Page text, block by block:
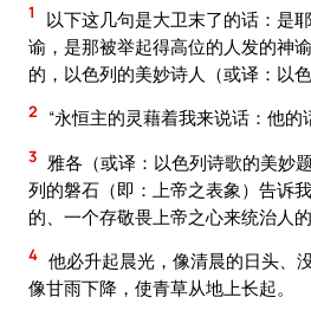
1
以下这几句是大卫末了的话：是
谕，是那被举起得高位的人发的神
的，以色列的美妙诗人（或译：以
2 “永恒主的灵藉着我来说话：他的
3 雅各（或译：以色列诗歌的美妙
列的磐石（即：上帝之表象）告诉
的、一个存敬畏上帝之心来统治人的
4 他必升起晨光，像清晨的日头、
像甘雨下降，使青草从地上长起。